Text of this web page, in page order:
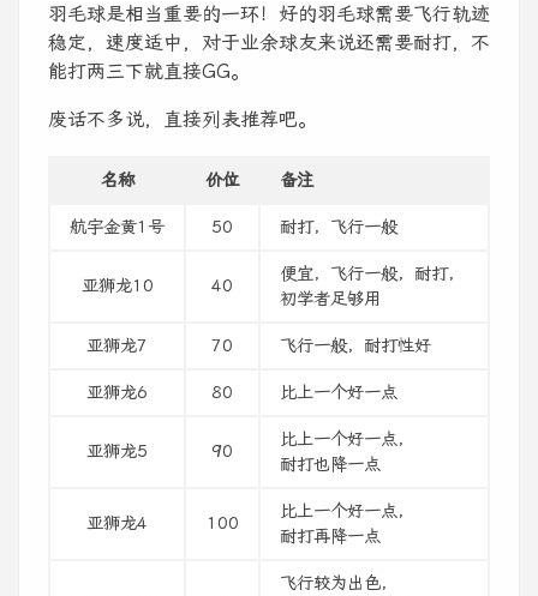
羽毛球是相当重要的一环！好的羽毛球需要飞行轨迹
稳定，速度适中，对于业余球友来说还需要耐打，不
能打两三下就直接GG。
废话不多说，直接列表推荐吧。
名称 价位 备注
航宇金黄1号 50 耐打，飞行一般
亚狮龙10 40
便宜，飞行一般，耐打，
初学者足够用
亚狮龙7 70 飞行一般，耐打性好
亚狮龙6 80 比上一个好一点
亚狮龙5 90
比上一个好一点，
耐打也降一点
亚狮龙4 100
比上一个好一点，
耐打再降一点
飞行较为出色，